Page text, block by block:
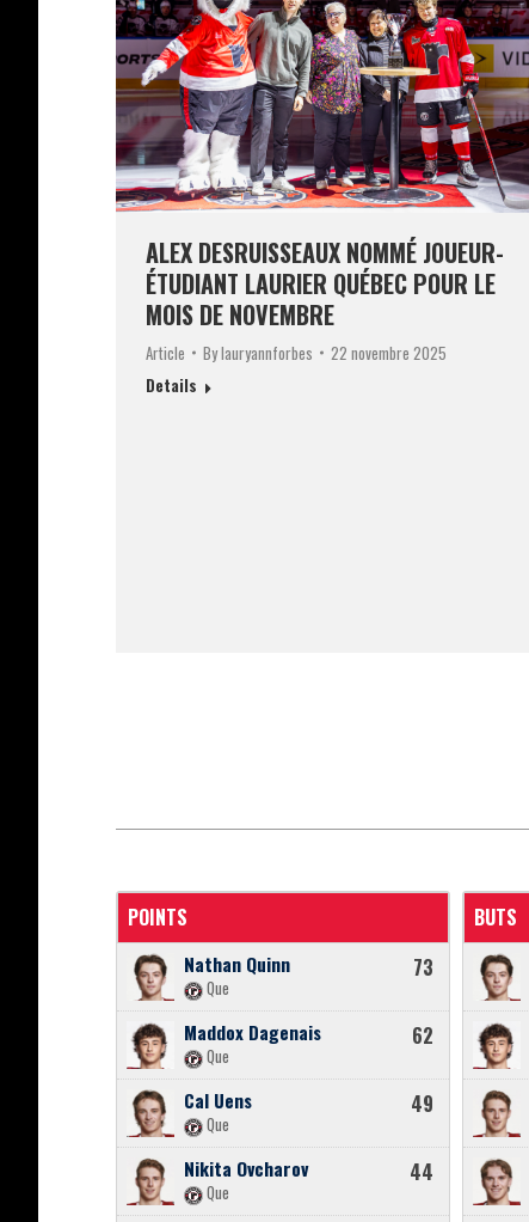
ALEX DESRUISSEAUX NOMMÉ JOUEUR-
ÉTUDIANT LAURIER QUÉBEC POUR LE
MOIS DE NOVEMBRE
Article Bylauryannforbes
22 novembre 2025
Details
POINTS
Nathan Quinn
Que
73
Maddox Dagenais
Que
62
Cal Uens
Que
49
Nikita Ovcharov
Que
44
BUTS